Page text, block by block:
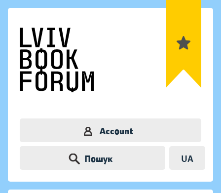
Account
Пошук UA